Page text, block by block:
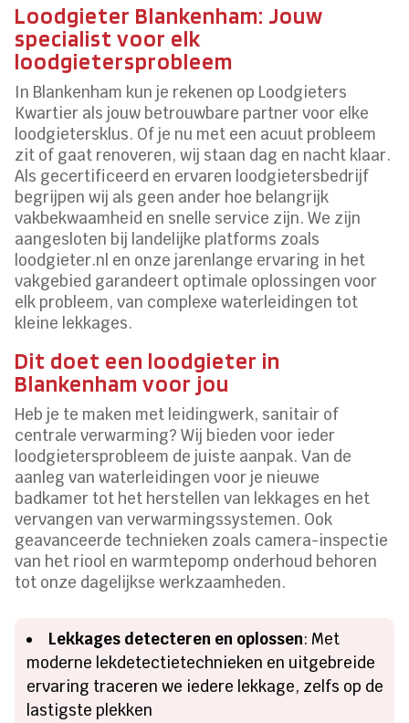
Loodgieter Blankenham: Jouw
specialist voor elk
loodgietersprobleem
In Blankenham kun je rekenen op Loodgieters
Kwartier als jouw betrouwbare partner voor elke
loodgietersklus. Of je nu met een acuut probleem
zit of gaat renoveren, wij staan dag en nacht klaar.
Als gecertificeerd en ervaren loodgietersbedrijf
begrijpen wij als geen ander hoe belangrijk
vakbekwaamheid en snelle service zijn. We zijn
aangesloten bij landelijke platforms zoals
loodgieter.nl en onze jarenlange ervaring in het
vakgebied garandeert optimale oplossingen voor
elk probleem, van complexe waterleidingen tot
kleine lekkages.
Dit doet een loodgieter in
Blankenham voor jou
Heb je te maken met leidingwerk, sanitair of
centrale verwarming? Wij bieden voor ieder
loodgietersprobleem de juiste aanpak. Van de
aanleg van waterleidingen voor je nieuwe
badkamer tot het herstellen van lekkages en het
vervangen van verwarmingssystemen. Ook
geavanceerde technieken zoals camera-inspectie
van het riool en warmtepomp onderhoud behoren
tot onze dagelijkse werkzaamheden.
Lekkages detecteren en oplossen: Met
moderne lekdetectietechnieken en uitgebreide
ervaring traceren we iedere lekkage, zelfs op de
lastigste plekken